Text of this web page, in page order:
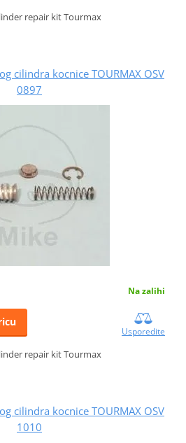
repair kit Tourmax
cilindra kocnice TOURMAX OSV
0897
Na zalihi
Usporedite
repair kit Tourmax
cilindra kocnice TOURMAX OSV
1010